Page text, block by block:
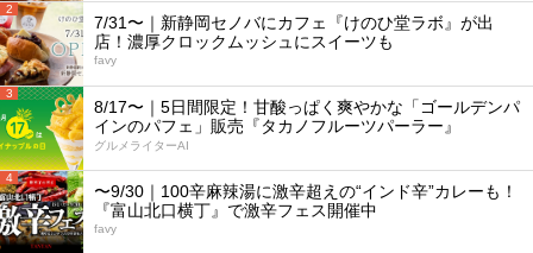
2
7/31〜｜新静岡セノバにカフェ『けのひ堂ラボ』が出
店！濃厚クロックムッシュにスイーツも
favy
3
8/17〜｜5日間限定！甘酸っぱく爽やかな「ゴールデンパ
インのパフェ」販売『タカノフルーツパーラー』
グルメライターAI
4
〜9/30｜100辛麻辣湯に激辛超えの“インド辛”カレーも！
『富山北口横丁』で激辛フェス開催中
favy